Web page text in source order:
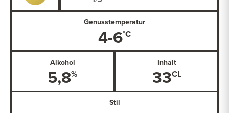
Genusstemperatur
4-6
Alkohol
5,8
Inhalt
33
Stil